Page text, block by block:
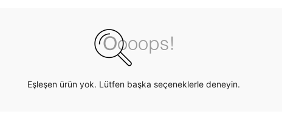
Eşleşen ürün yok. Lütfen başka seçeneklerle deneyin.